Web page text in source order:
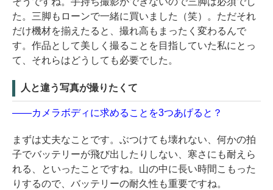
た。三脚もローンで一緒に買いました（笑）。ただそれ
だけ機材を揃えたると、撮れ高もまったく変わるんで
す。作品として美しく撮ることを目指していた私にとっ
て、それらはどうしても必要でした。
人と違う写真が撮りたくて
――カメラボディに求めることを3つあげると？
まずは丈夫なことです。ぶつけても壊れない、何かの拍
子でバッテリーが飛び出したりしない、寒さにも耐えら
れる、といったことですね。山の中に長い時間こもった
りするので、バッテリーの耐久性も重要ですね。